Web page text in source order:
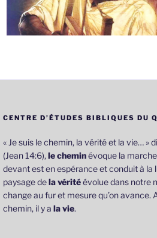
CENTRE D’ÉTUDES BIBLIQUES DU
« Je suis le chemin, la vérité et la vie… »
(Jean 14:6), le cheminévoque la
devant est en espérance et conduit à la
paysage dela véritéévolue dans notre
change au fur et mesure qu’on avance.
chemin, il y a la vie.